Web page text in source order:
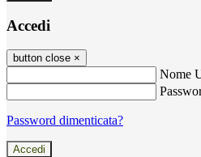
Accedi
button close ×
Nome
Password dimenticata?